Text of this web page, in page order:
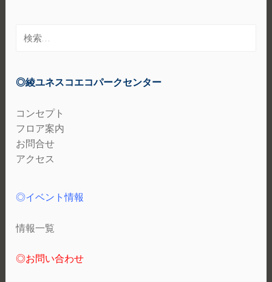
索:
◎綾ユネスコエコパークセンター
コンセプト
フロア案内
お問合せ
アクセス
◎イベント情報
情報一覧
◎お問い合わせ